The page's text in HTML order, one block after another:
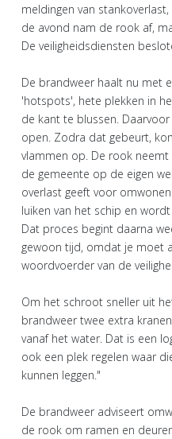
meldingen van
de avond nam de rook af,
De veiligheidsdiensten
De brandweer haalt nu met
'hotspots', hete plekken in
de kant te blussen.
open. Zodra dat gebeurt,
vlammen op. De rook
de gemeente op de eigen
overlast geeft voor
luiken van het schip en
Dat proces begint daarna
gewoon tijd, omdat je moet
woordvoerder van de
Om het schroot sneller uit
brandweer twee extra
vanaf het water. Dat is een
ook een plek regelen waar
kunnen leggen."
De brandweer adviseert
de rook om ramen en